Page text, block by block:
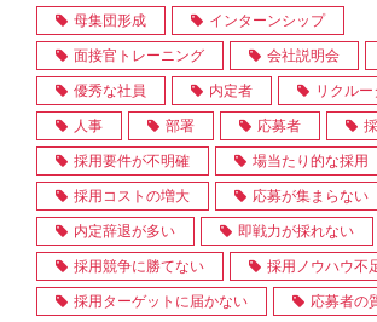
母集団形成 インターンシップ
面接官トレーニング 会社説明会
優秀な社員 内定者 リクルー
人事 部署 応募者
採用要件が不明確 場当たり的な採用
採用コストの増大 応募が集まらない
内定辞退が多い 即戦力が採れない
採用競争に勝てない 採用ノウハウ不
採用ターゲットに届かない 応募者の